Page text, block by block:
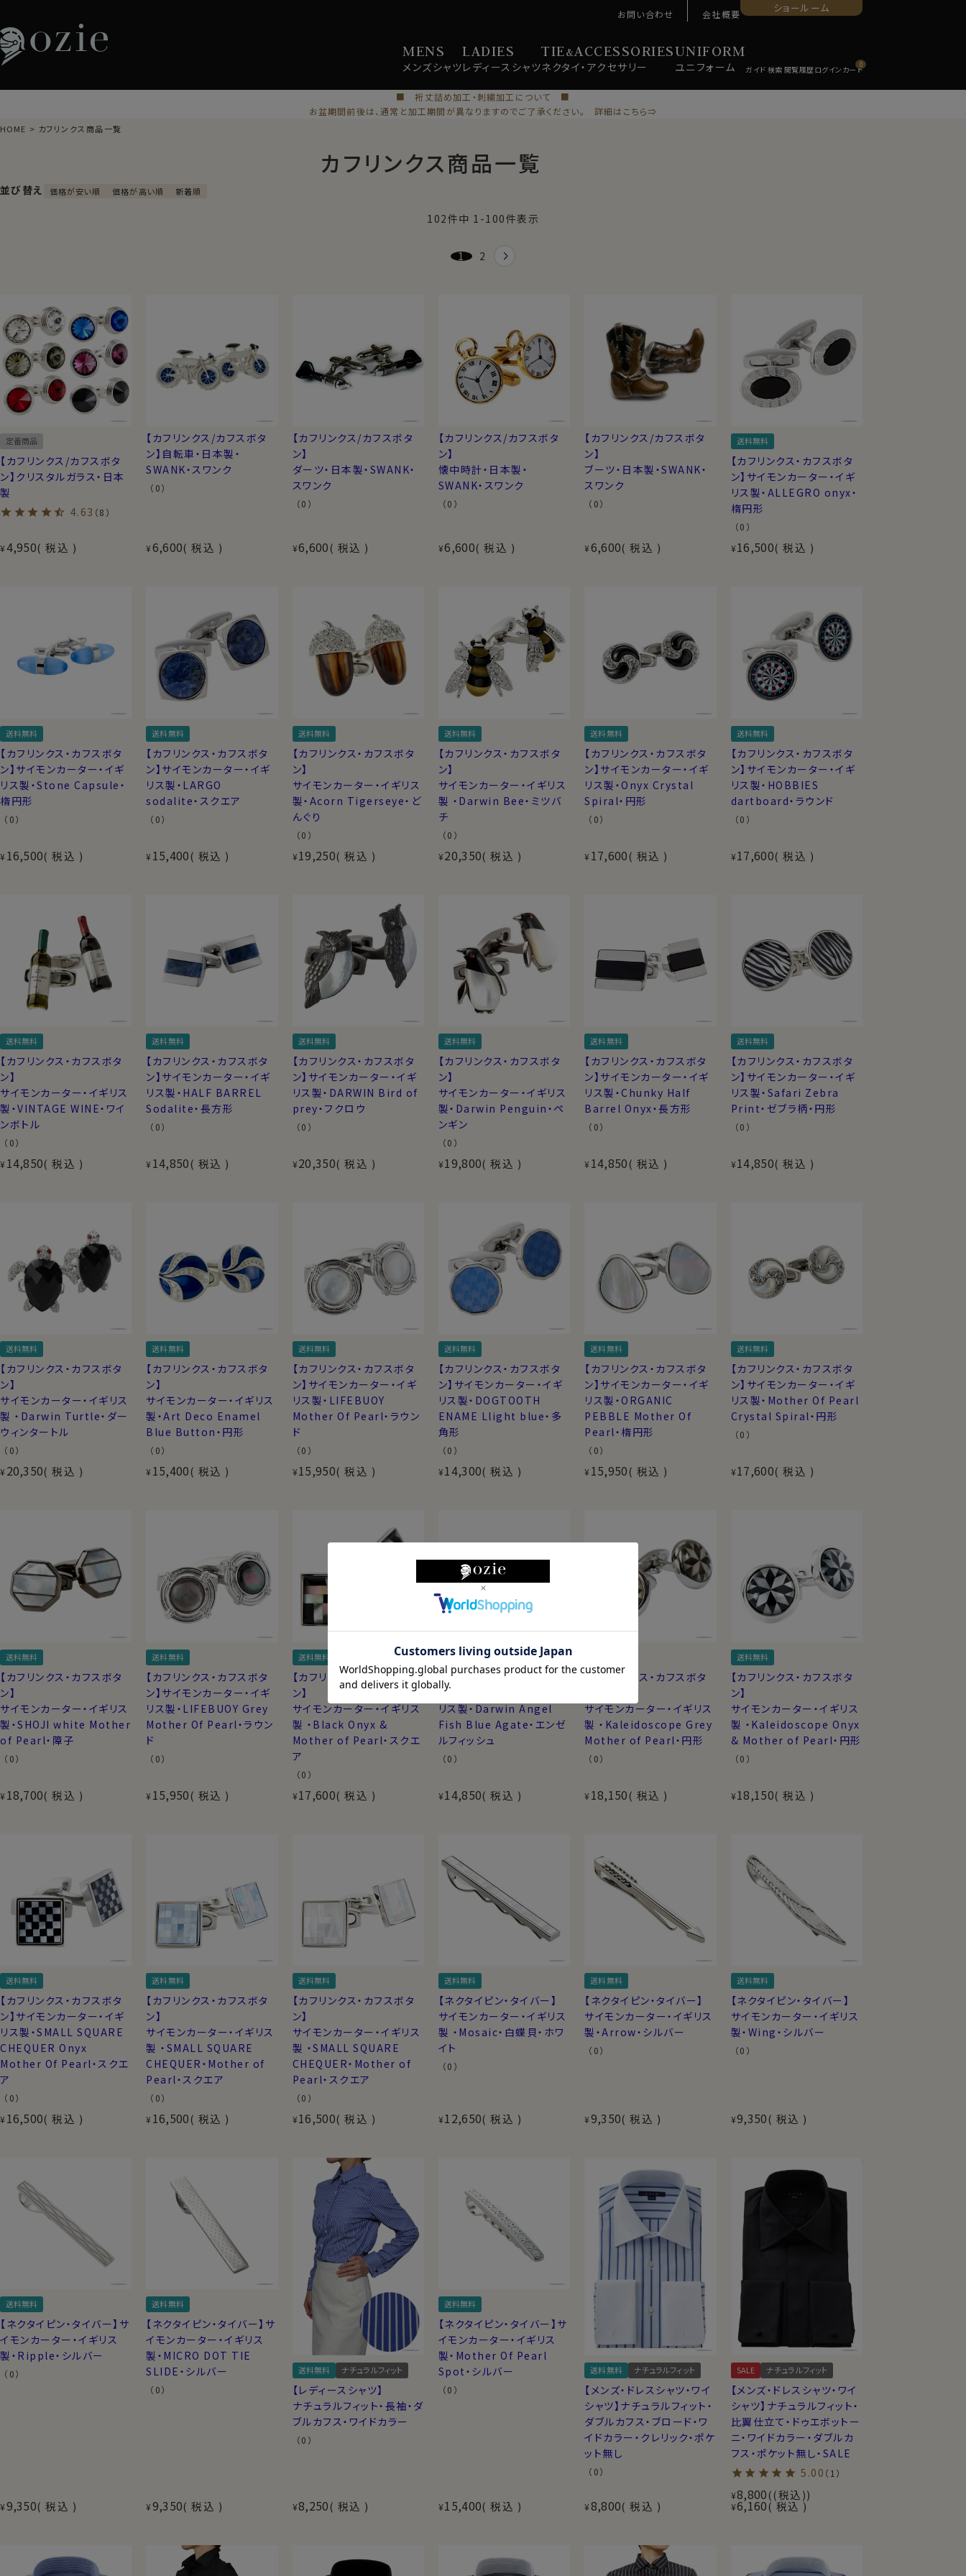
MENS
メンズシャツ
LADIES
レディース シャツ
TIE&ACCESSORIES
ネクタイ・ アクセサリー
UNIFORM
ユニ フォーム
お問い合わせ 会社概要 ショールーム
0
■ 裄丈詰め加工・刺繍加工について ■
お盆期間前後は、通常と加工期間が異なりますのでご了承ください。 詳細はこちら⇒
HOME カフリンクス商品一覧
カフリンクス商品一覧
並び替え 価格が安い順 価格が高い順 新着順
102件中 1 -100件表示
1 2
定番商品
【カフリンクス/カフスボタ
ン】クリスタルガラス・日本
製
4.63 （8）
¥4,950 税込
【カフリンクス/カフスボタ
ン】自転車・日本製・
SWANK・スワンク
（0）
¥6,600 税込
【カフリンクス/カフスボタ
ン】
ダーツ・日本製・SWANK・
スワンク
（0）
¥6,600 税込
【カフリンクス/カフスボタ
ン】
懐中時計・日本製・
SWANK・スワンク
（0）
¥6,600 税込
【カフリンクス/カフスボタ
ン】
ブーツ・日本製・SWANK・
スワンク
（0）
¥6,600 税込
送料無料
【カフリンクス・カフスボタ
ン】サイモンカーター・イギ
リス製・ALLEGRO onyx・
楕円形
（0）
¥16,500 税込
送料無料
【カフリンクス・カフスボタ
ン】サイモンカーター・イギ
リス製・Stone Capsule・
楕円形
（0）
¥ 16,500 税込
送料無料
【カフリンクス・カフスボタ
ン】サイモンカーター・イギ
リス製・LARGO
sodalite・スクエア
（0）
¥ 15,400 税込
送料無料
【カフリンクス・カフスボタ
ン】
サイモンカーター・イギリス
製・Acorn Tigerseye・ど
んぐり
（0）
¥19,250 税込
送料無料
【カフリンクス・カフスボタ
ン】
サイモンカーター・イギリス
製 ・Darwin Bee・ミツバ
チ
（0）
¥20,350 税込
送料無料
【カフリンクス・カフスボタ
ン】サイモンカーター・イギ
リス製・Onyx Crystal
Spiral・円形
（0）
¥ 17,600 税込
送料無料
【カフリンクス・カフスボタ
ン】サイモンカーター・イギ
リス製・HOBBIES
dartboard・ラウンド
（0）
¥17,600 税込
送料無料
【カフリンクス・カフスボタ
ン】
サイモンカーター・イギリス
製・VINTAGE WINE・ワイ
ンボトル
（0）
¥ 14,850 税込
送料無料
【カフリンクス・カフスボタ
ン】サイモンカーター・イギ
リス製・HALF BARREL
Sodalite・長方形
（0）
¥ 14,850 税込
送料無料
【カフリンクス・カフスボタ
ン】サイモンカーター・イギ
リス製・DARWIN Bird of
prey・フクロウ
（0）
¥20,350 税込
送料無料
【カフリンクス・カフスボタ
ン】
サイモンカーター・イギリス
製・Darwin Penguin・ペ
ンギン
（0）
¥19,800 税込
送料無料
【カフリンクス・カフスボタ
ン】サイモンカーター・イギ
リス製・Chunky Half
Barrel Onyx・長方形
（0）
¥ 14,850 税込
送料無料
【カフリンクス・カフスボタ
ン】サイモンカーター・イギ
リス製・Safari Zebra
Print・ゼブラ柄・円形
（0）
¥14,850 税込
送料無料
【カフリンクス・カフスボタ
ン】
サイモンカーター・イギリス
製 ・Darwin Turtle・ダー
ウィンタートル
（0）
¥ 20,350 税込
送料無料
【カフリンクス・カフスボタ
ン】
サイモンカーター・イギリス
製・Art Deco Enamel
Blue Button・円形
（0）
¥ 15,400 税込
送料無料
【カフリンクス・カフスボタ
ン】サイモンカーター・イギ
リス製・LIFEBUOY
Mother Of Pearl・ラウン
ド
（0）
¥15,950 税込
送料無料
【カフリンクス・カフスボタ
ン】サイモンカーター・イギ
リス製・DOGTOOTH
ENAME Llight blue・多
角形
（0）
¥14,300 税込
送料無料
【カフリンクス・カフスボタ
ン】サイモンカーター・イギ
リス製・ORGANIC
PEBBLE Mother Of
Pearl・楕円形
（0）
¥ 15,950 税込
送料無料
【カフリンクス・カフスボタ
ン】サイモンカーター・イギ
リス製・Mother Of Pearl
Crystal Spiral・円形
（0）
¥17,600 税込
送料無料
【カフリンクス・カフスボタ
ン】
サイモンカーター・イギリス
製・SHOJI white Mother
of Pearl・障子
（0）
¥ 18,700 税込
送料無料
【カフリンクス・カフスボタ
ン】サイモンカーター・イギ
リス製・LIFEBUOY Grey
Mother Of Pearl・ラウン
ド
（0）
¥ 15,950 税込
送料無料
【カフリンクス・カフスボタ
ン】
サイモンカーター・イギリス
製 ・Black Onyx &
Mother of Pearl・スクエ
ア
（0）
¥17,600 税込
送料無料
【カフリンクス・カフスボタ
ン】サイモンカーター・イギ
リス製・Darwin Angel
Fish Blue Agate・エンゼ
ルフィッシュ
（0）
¥14,850 税込
【カフリンクス・カフスボタ
サイモンカーター・イギリス
製 ・Kaleidoscope Grey
Mother of Pearl・円形
（0）
¥ 18,150 税込
送料無料
【カフリンクス・カフスボタ
ン】
サイモンカーター・イギリス
製 ・Kaleidoscope Onyx
& Mother of Pearl・円形
（0）
¥18,150 税込
送料無料
【カフリンクス・カフスボタ
ン】サイモンカーター・イギ
リス製・SMALL SQUARE
CHEQUER Onyx
Mother Of Pearl・スクエ
ア
（0）
¥ 16,500 税込
送料無料
【カフリンクス・カフスボタ
ン】
サイモンカーター・イギリス
製 ・SMALL SQUARE
CHEQUER・Mother of
Pearl・スクエア
（0）
¥ 16,500 税込
送料無料
【カフリンクス・カフスボタ
ン】
サイモンカーター・イギリス
製 ・SMALL SQUARE
CHEQUER・Mother of
Pearl・スクエア
（0）
¥16,500 税込
送料無料
【ネクタイピン・タイバー】
サイモンカーター・イギリス
製 ・Mosaic・白蝶貝・ホワ
イト
（0）
¥12,650 税込
送料無料
【ネクタイピン・タイバー】
サイモンカーター・イギリス
製・Arrow・シルバー
（0）
¥9,350 税込
送料無料
【ネクタイピン・タイバー】
サイモンカーター・イギリス
製・Wing・シルバー
（0）
¥9,350 税込
送料無料
【ネクタイピン・タイバー】サ
イモンカーター・イギリス
製・Ripple・シルバー
（0）
¥9,350 税込
送料無料
【ネクタイピン・タイバー】サ
イモンカーター・イギリス
製・MICRO DOT TIE
SLIDE・シルバー
（0）
¥9,350 税込
送料無料 ナチュラルフィット
【レディースシャツ】
ナチュラルフィット・長袖・ダ
ブルカフス・ワイドカラー
（0）
¥8,250 税込
送料無料
【ネクタイピン・タイバー】サ
イモンカーター・イギリス
製・Mother Of Pearl
Spot・シルバー
（0）
¥15,400 税込
送料無料 ナチュラルフィット
【メンズ・ドレスシャツ・ワイ
シャツ】ナチュラルフィット・
ダブルカフス・ブロード・ワ
イドカラー・クレリック・ポケ
ット無し
（0）
¥8,800 税込
SALE ナチュラルフィット
【メンズ・ドレスシャツ・ワイ
シャツ】ナチュラルフィット・
比翼仕立て・ドゥエボットー
ニ・ワイドカラー・ダブルカ
フス・ポケット無し・SALE
5.00 （1）
¥8,800 (税込)
¥6,160 税込